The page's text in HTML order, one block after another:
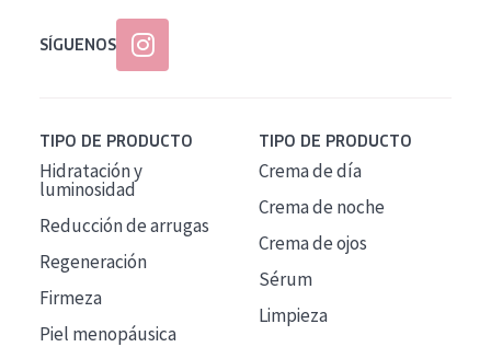
SÍGUENOS
TIPO DE PRODUCTO
Hidratación y
luminosidad
Reducción de arrugas
Regeneración
Firmeza
Piel menopáusica
TIPO DE PRODUCTO
Crema de día
Crema de noche
Crema de ojos
Sérum
Limpieza